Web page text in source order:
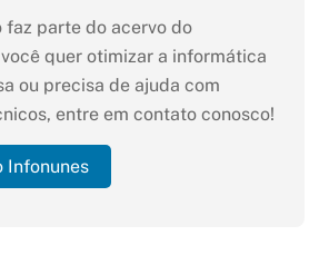
faz parte do acervo do
você quer otimizar a informática
ou precisa de ajuda com
entre em contato conosco!
Infonunes